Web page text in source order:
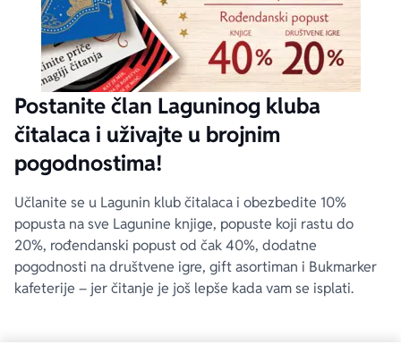
Postanite član Laguninog kluba
čitalaca i uživajte u brojnim
pogodnostima!
Učlanite se u Lagunin klub čitalaca i obezbedite 10%
popusta na sve Lagunine knjige, popuste koji rastu do
20%, rođendanski popust od čak 40%, dodatne
pogodnosti na društvene igre, gift asortiman i Bukmarker
kafeterije – jer čitanje je još lepše kada vam se isplati.